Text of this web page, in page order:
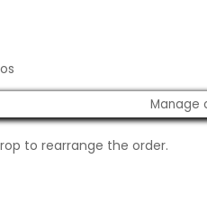
Manage
to rearrange the order.